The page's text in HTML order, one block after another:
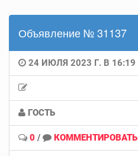
Объявление № 31137
24 ИЮЛЯ 2023 Г. В 16:19
ГОСТЬ
0 / КОММЕНТИРОВАТЬ